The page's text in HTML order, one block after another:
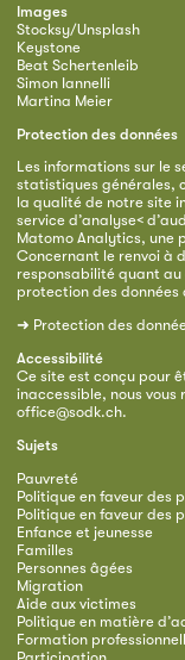
Images
Stocksy/Unsplash
Keystone
Beat Schertenleib
Simon Iannelli
Martina Meier
Protection des données
Les informations sur le
statistiques générales,
la qualité de notre site
service d’analyse<
Matomo Analytics, une
Concernant le renvoi à
responsabilité quant
protection des données
➜ Protection des
Accessibilité
Ce site est conçu pour
inaccessible, nous
office@sodk.ch.
Sujets
Pauvreté
Politique en faveur des
Politique en faveur des
Enfance et jeunesse
Familles
Personnes âgées
Migration
Aide aux victimes
Politique en matière
Formation